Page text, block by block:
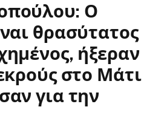
Ο
θρασύτατος
ήξεραν
στο Μάτι
για την